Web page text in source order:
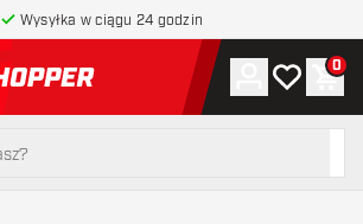
Wysyłka w ciągu 24 godzin
powrót do strony głównej
Konto
Moja lista
0